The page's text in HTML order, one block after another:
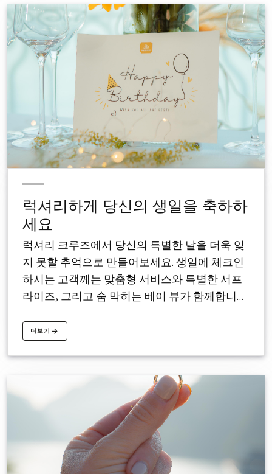
럭셔리하게 당신의 생일을 축하하
세요
럭셔리 크루즈에서 당신의 특별한 날을 더욱 잊
지 못할 추억으로 만들어보세요. 생일에 체크인
하시는 고객께는 맞춤형 서비스와 특별한 서프
라이즈, 그리고 숨 막히는 베이 뷰가 함께합니다.
완벽한 생일 여행을 경험해보세요. 지금 바로 당
더보기